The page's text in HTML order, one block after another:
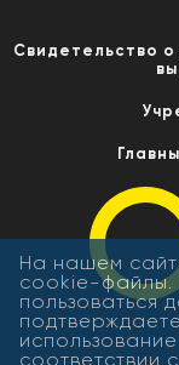
Свидетельство
На нашем
cookie-файлы.
пользоваться
соответствии